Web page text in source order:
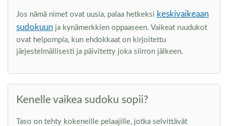
Jos nämä nimet ovat uusia, palaa hetkeksi keskivaikeaan
sudokuun ja kynämerkkien oppaaseen. Vaikeat ruudukot
ovat helpompia, kun ehdokkaat on kirjoitettu
järjestelmällisesti ja päivitetty joka siirron jälkeen.
Kenelle vaikea sudoku sopii?
Taso on tehty kokeneille pelaajille, jotka selvittävät